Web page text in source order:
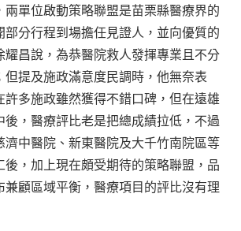
兩單位啟動策略聯盟是苗栗縣醫療界的
部分行程到場擔任見證人，並向優質的
耀昌說，為恭醫院救人發揮專業且不分
但提及施政滿意度民調時，他無奈表
許多施政雖然獲得不錯口碑，但在遠雄
後，醫療評比老是把總成績拉低，不過
濟中醫院、新東醫院及大千竹南院區等
後，加上現在頗受期待的策略聯盟，品
兼顧區域平衡，醫療項目的評比沒有理